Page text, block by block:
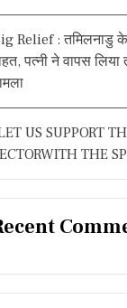
Relief : तमिलनाडु
पत्नी ने वापस
US SUPPORT
THE